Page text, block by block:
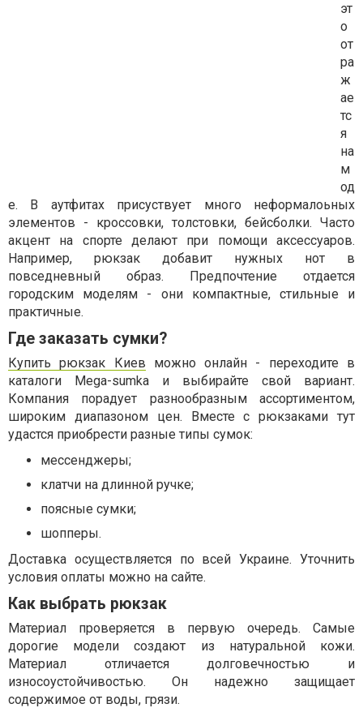
эт
о
от
ра
ж
ае
тс
я
на
м
од
е. В аутфитах присуствует много неформалоьных
элементов - кроссовки, толстовки, бейсболки. Часто
акцент на спорте делают при помощи аксессуаров.
Например, рюкзак добавит нужных нот в
повседневный образ. Предпочтение отдается
городским моделям - они компактные, стильные и
практичные.
Где заказать сумки?
Купить рюкзак Киев можно онлайн - переходите в
каталоги Мega-sumka и выбирайте свой вариант.
Компания порадует разнообразным ассортиментом,
широким диапазоном цен. Вместе с рюкзаками тут
удастся приобрести разные типы сумок:
мессенджеры;
клатчи на длинной ручке;
поясные сумки;
шопперы.
Доставка осуществляется по всей Украине. Уточнить
условия оплаты можно на сайте.
Как выбрать рюкзак
Материал проверяется в первую очередь. Самые
дорогие модели создают из натуральной кожи.
Материал отличается долговечностью и
износоустойчивостью. Он надежно защищает
содержимое от воды, грязи.